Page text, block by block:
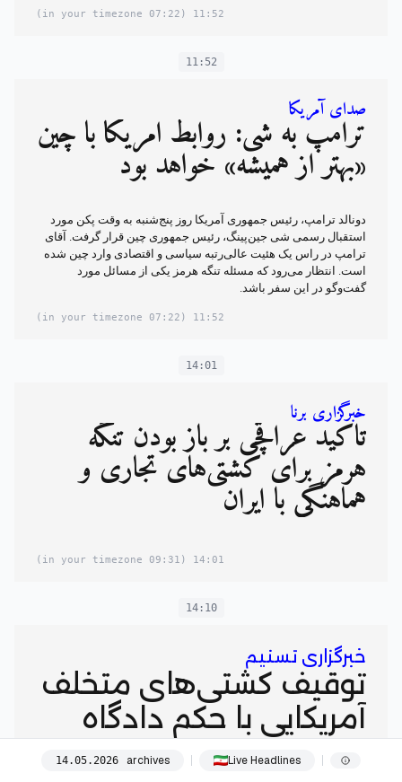
11:52
(07:22 in your timezone)
11:52
صدای آمریکا
ترامپ به شی: روابط آمریکا با چین
«بهتر از همیشه» خواهد بود
دونالد ترامپ، رئیس جمهوری آمریکا روز پنج‌شنبه به وقت پکن مورد
استقبال رسمی شی جین‌پینگ، رئیس جمهوری چین قرار گرفت. آقای
ترامپ در راس یک هئیت عالی‌رتبه سیاسی و اقتصادی وارد چین شده
است. انتظار می‌رود که مسئله تنگه هرمز یکی از مسائل مورد
گفت‌وگو در این سفر باشد.
11:52
(07:22 in your timezone)
14:01
خبرگزاری برنا
تاکید عراقچی بر باز بودن تنگه
هرمز برای کشتی‌های تجاری و
هماهنگی با ایران
14:01
(09:31 in your timezone)
14:10
خبرگزاری تسنیم
توقیف کشتی‌های متخلف
آمریکایی با حکم دادگاه
صالحه است
14.05.2026 archives Live Headlines